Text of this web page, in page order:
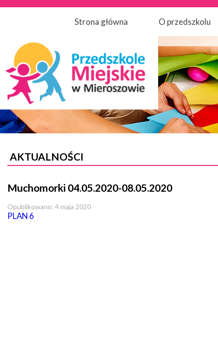
Strona główna O przedszkolu
AKTUALNOŚCI
Muchomorki 04.05.2020-08.05.2020
Opublikowano: 4 maja 2020
PLAN 6